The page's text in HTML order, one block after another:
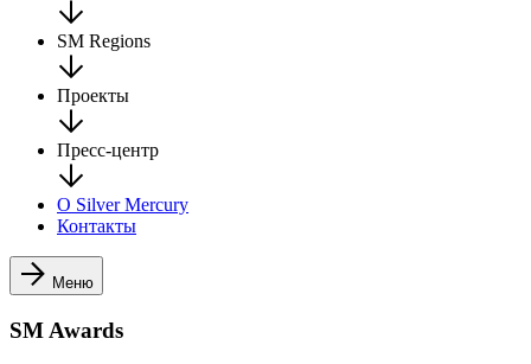
SM Regions
Проекты
Пресс-центр
О Silver Mercury
Контакты
Меню
SM Awards